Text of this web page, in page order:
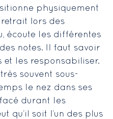
physiquement
retrait lors des
écoute les différentes
notes. Il faut savoir
et les responsabiliser.
souvent sous-
le nez dans ses
durant les
qu’il soit l’un des plus